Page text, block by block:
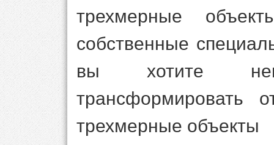
трехмерные
собственные
вы хотите
трансформировать
трехмерные объекты